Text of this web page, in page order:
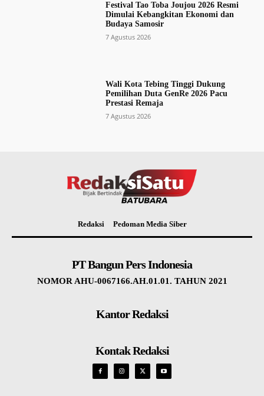
Festival Tao Toba Joujou 2026 Resmi
Dimulai Kebangkitan Ekonomi dan
Budaya Samosir
7 Agustus 2026
Wali Kota Tebing Tinggi Dukung
Pemilihan Duta GenRe 2026 Pacu
Prestasi Remaja
7 Agustus 2026
Redaksi Pedoman Media Siber
PT Bangun Pers Indonesia
NOMOR AHU-0067166.AH.01.01. TAHUN 2021
Kantor Redaksi
Kontak Redaksi